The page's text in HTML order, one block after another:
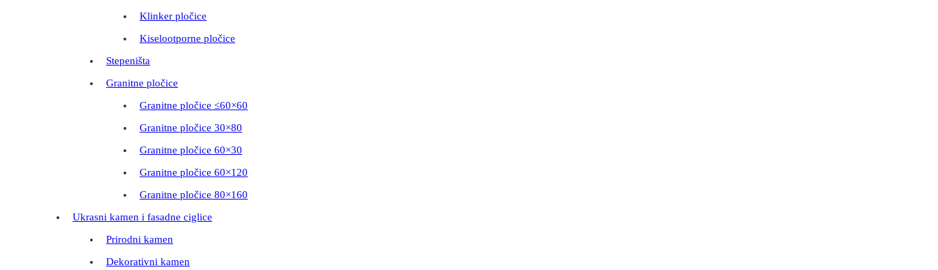
Klinker pločice
Kiselootporne pločice
Stepeništa
Granitne pločice
Granitne pločice ≤60×60
Granitne pločice 30×80
Granitne pločice 60×30
Granitne pločice 60×120
Granitne pločice 80×160
Ukrasni kamen i fasadne ciglice
Prirodni kamen
Dekorativni kamen